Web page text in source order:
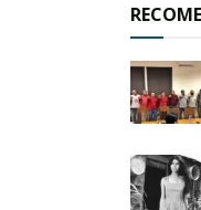
“Creo que todas